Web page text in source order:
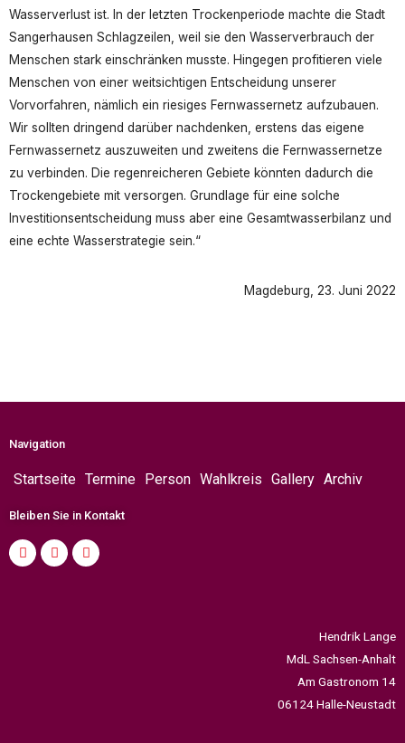
Wasserverlust ist. In der letzten Trockenperiode machte die Stadt
Sangerhausen Schlagzeilen, weil sie den Wasserverbrauch der
Menschen stark einschränken musste. Hingegen profitieren viele
Menschen von einer weitsichtigen Entscheidung unserer
Vorvorfahren, nämlich ein riesiges Fernwassernetz aufzubauen.
Wir sollten dringend darüber nachdenken, erstens das eigene
Fernwassernetz auszuweiten und zweitens die Fernwassernetze
zu verbinden. Die regenreicheren Gebiete könnten dadurch die
Trockengebiete mit versorgen. Grundlage für eine solche
Investitionsentscheidung muss aber eine Gesamtwasserbilanz und
eine echte Wasserstrategie sein.“
Magdeburg, 23. Juni 2022
Navigation
Startseite Termine Person Wahlkreis Gallery Archiv
Bleiben Sie in Kontakt
Hendrik Lange
MdL Sachsen-Anhalt
Am Gastronom 14
06124 Halle-Neustadt